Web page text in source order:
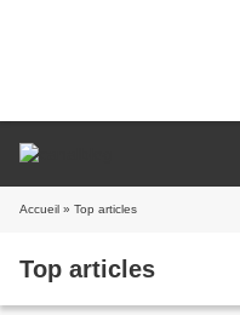
Accueil » Top articles
Top articles